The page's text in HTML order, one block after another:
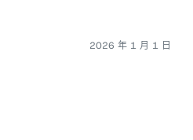
2026 年 1 月 1 日